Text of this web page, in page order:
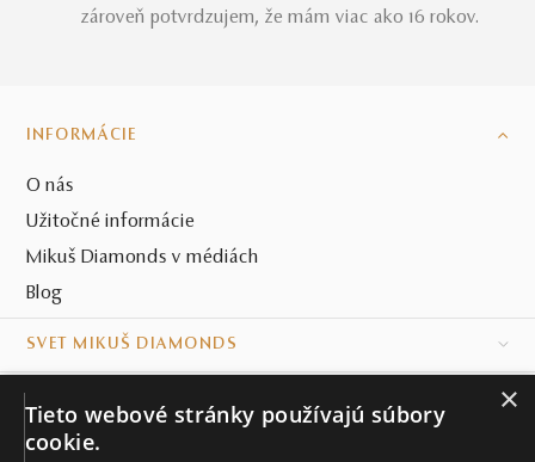
zároveň potvrdzujem, že mám viac ako 16 rokov.
INFORMÁCIE
O nás
Užitočné informácie
Mikuš Diamonds v médiách
Blog
SVET MIKUŠ DIAMONDS
KONTAKT
×
Tieto webové stránky používajú súbory
cookie.